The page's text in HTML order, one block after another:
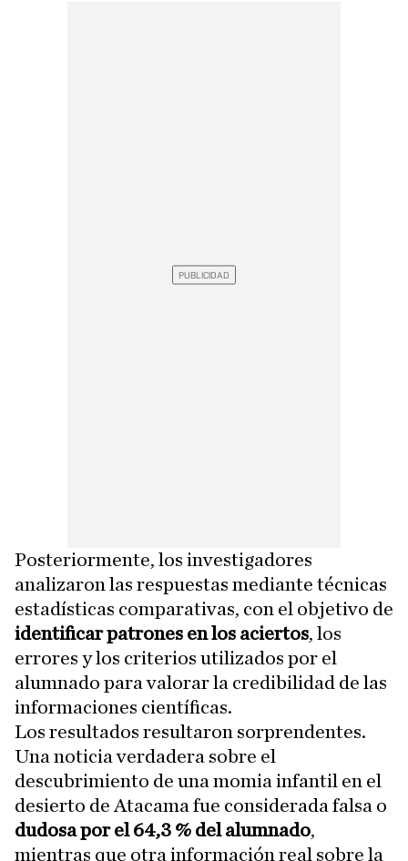
Posteriormente, los investigadores
analizaron las respuestas mediante técnicas
estadísticas comparativas, con el objetivo de
identificar patrones en los aciertos, los
errores y los criterios utilizados por el
alumnado para valorar la credibilidad de las
informaciones científicas.
Los resultados resultaron sorprendentes.
Una noticia verdadera sobre el
descubrimiento de una momia infantil en el
desierto de Atacama fue considerada falsa o
dudosa por el 64,3 % del alumnado,
mientras que otra información real sobre la